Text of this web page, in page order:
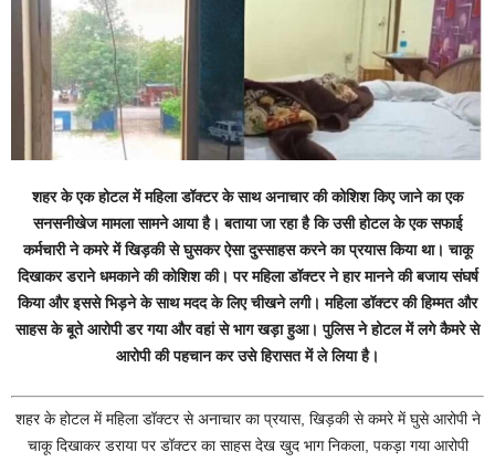
शहर के एक होटल में महिला डॉक्टर के साथ अनाचार की कोशिश किए जाने का एक
सनसनीखेज मामला सामने आया है। बताया जा रहा है कि उसी होटल के एक सफाई
कर्मचारी ने कमरे में खिड़की से घुसकर ऐसा दुस्साहस करने का प्रयास किया था। चाकू
दिखाकर डराने धमकाने की कोशिश की। पर महिला डॉक्टर ने हार मानने की बजाय संघर्ष
किया और इससे भिड़ने के साथ मदद के लिए चीखने लगी। महिला डॉक्टर की हिम्मत और
साहस के बूते आरोपी डर गया और वहां से भाग खड़ा हुआ। पुलिस ने होटल में लगे कैमरे से
आरोपी की पहचान कर उसे हिरासत में ले लिया है।
शहर के होटल में महिला डॉक्टर से अनाचार का प्रयास, खिड़की से कमरे में घुसे आरोपी ने
चाकू दिखाकर डराया पर डॉक्टर का साहस देख खुद भाग निकला, पकड़ा गया आरोपी